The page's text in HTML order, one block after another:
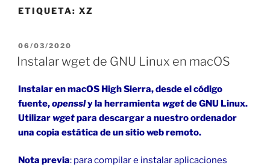
ETIQUETA: XZ
PUBLICADO
EL
06/03/2020
Instalar wget de GNU Linux en macOS
Instalar en macOS High Sierra, desde el código
fuente,openssly la herramienta wgetde GNU Linux.
Utilizarwgetpara descargar a nuestro ordenador
una copia estática de un sitio web remoto.
Nota previa: para compilar e instalar aplicaciones